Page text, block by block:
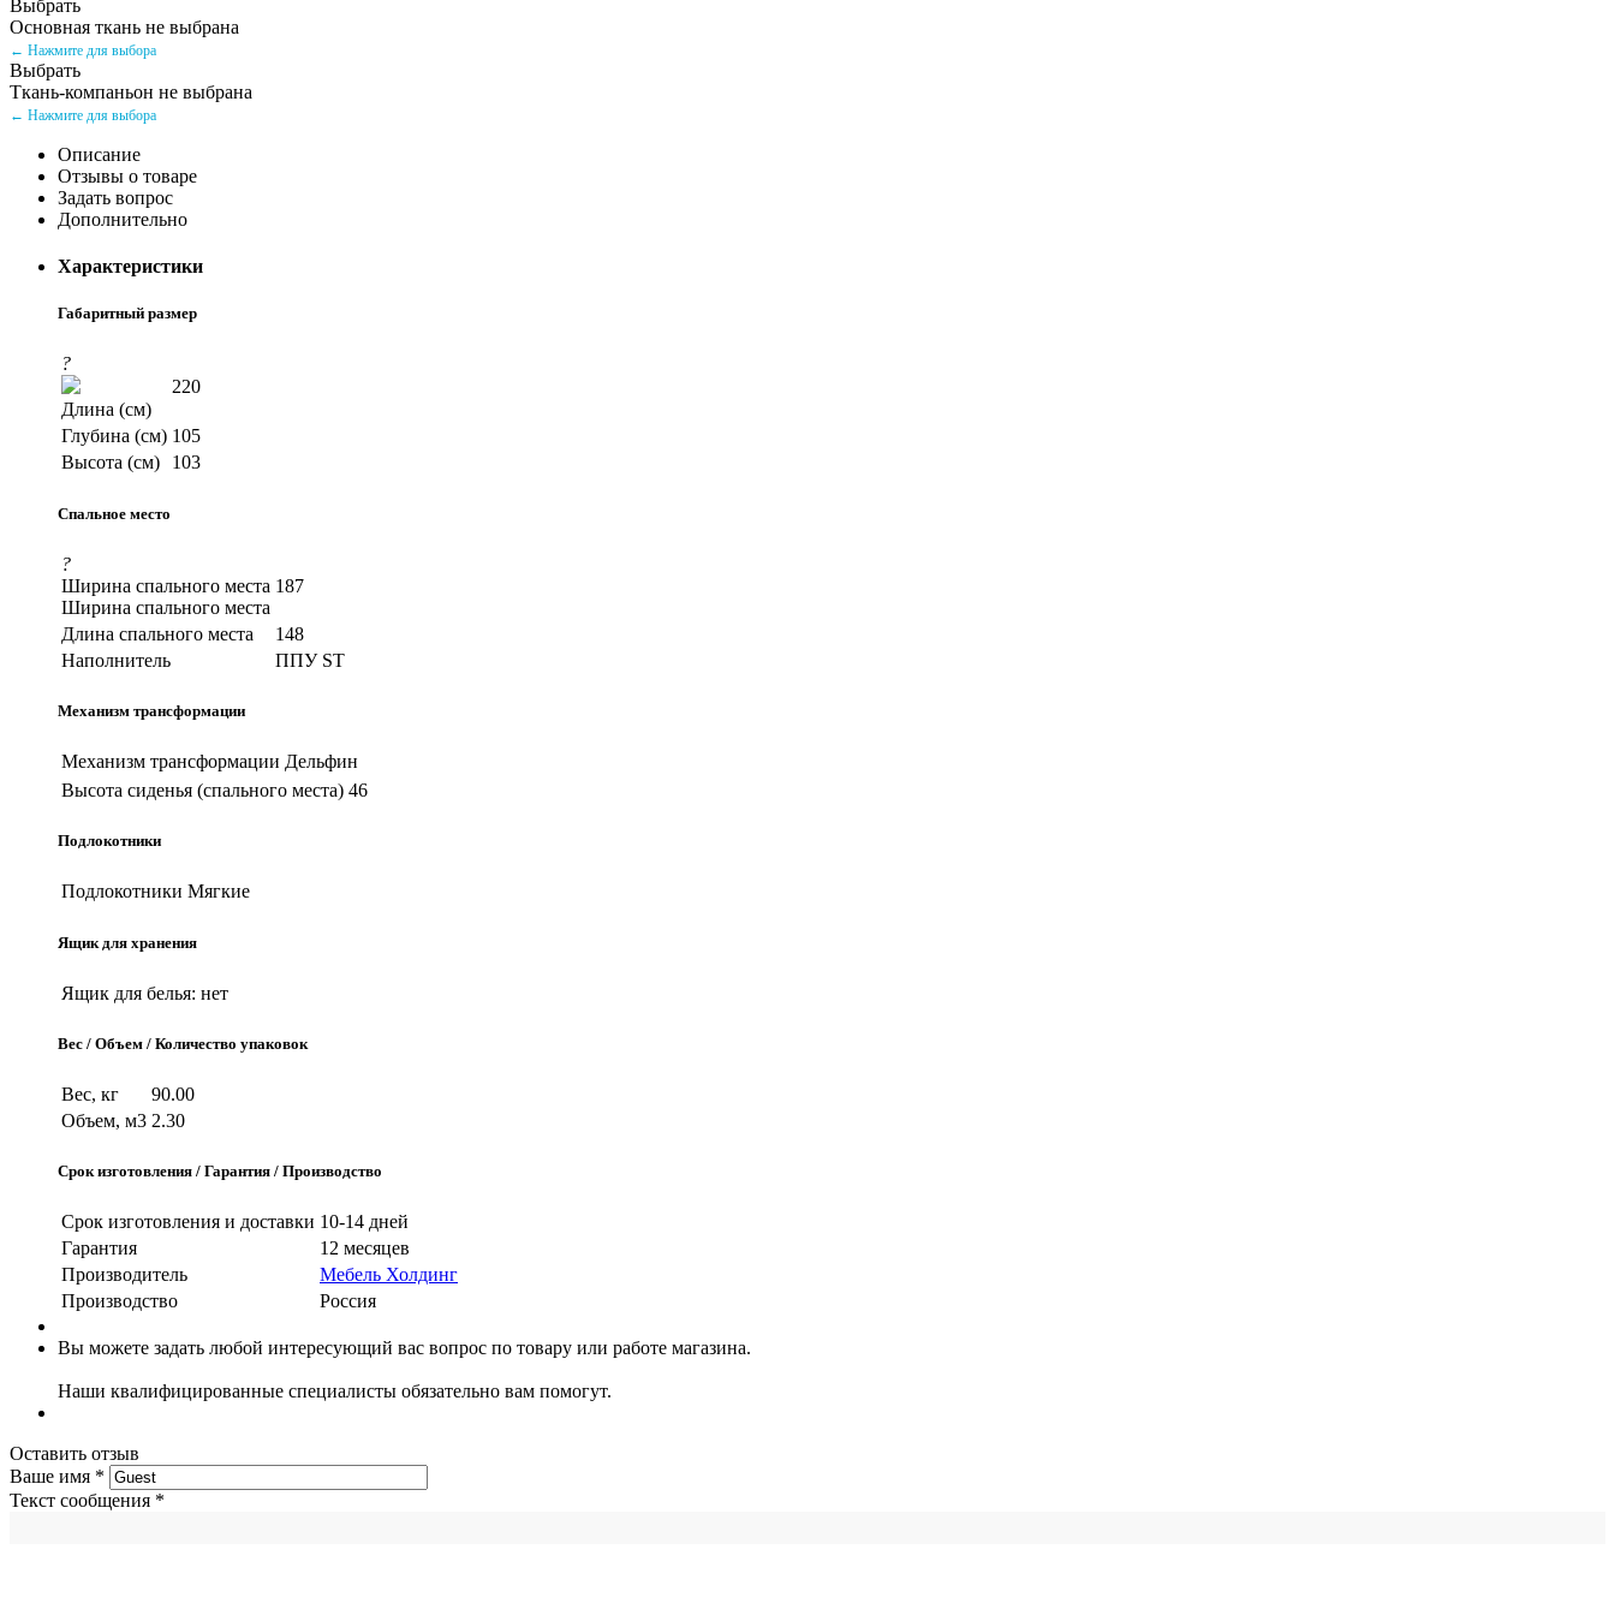
Выбрать
Основная ткань не выбрана
← Нажмите для выбора
Выбрать
Ткань-компаньон не выбрана
← Нажмите для выбора
Описание
Отзывы о товаре
Задать вопрос
Дополнительно
Характеристики
Габаритный размер
?
Длина (см)
220
Глубина (см) 105
Высота (см)
103
Спальное место
?
Ширина спального места
Ширина спального места
187
Длина спального места
148
Наполнитель
ППУ ST
Механизм трансформации
Механизм трансформации Дельфин
Высота сиденья (спального места) 46
Подлокотники
Подлокотники Мягкие
Ящик для хранения
Ящик для белья: нет
Вес / Объем / Количество упаковок
Вес, кг
90.00
Объем, м3 2.30
Срок изготовления / Гарантия / Производство
Срок изготовления и доставки 10-14 дней
Гарантия
12 месяцев
Производитель
Мебель Холдинг
Производство
Россия
Вы можете задать любой интересующий вас вопрос по товару или работе магазина.
Наши квалифицированные специалисты обязательно вам помогут.
Оставить отзыв
Ваше имя *
Текст сообщения *